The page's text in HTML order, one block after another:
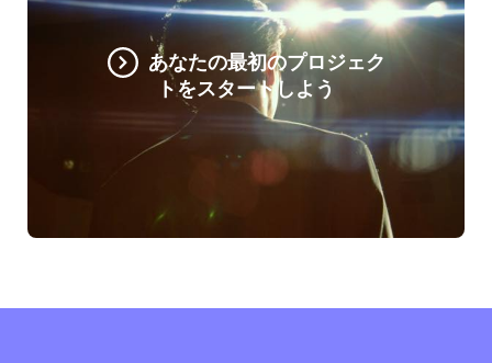
あなたの最初のプロジェク
トをスタートしよう